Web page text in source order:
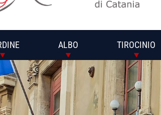
ALBO TIROCINIO